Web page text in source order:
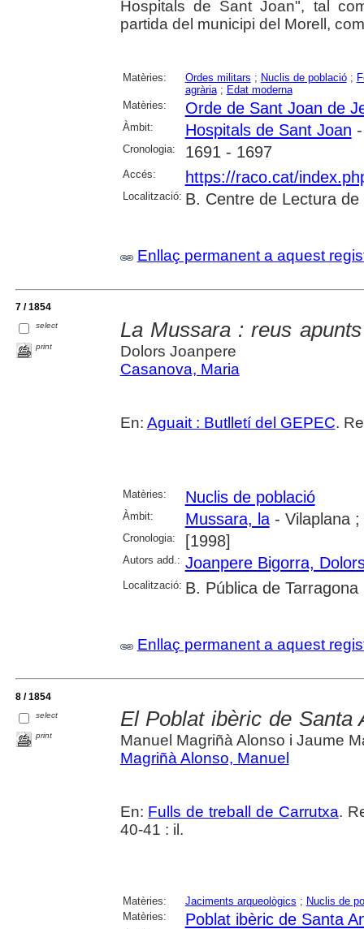
Hospitals de Sant Joan", tal
partida del municipi del Morell,
Matèries: Ordes militars ; Nuclis de població;
agrària; Edat moderna
Matèries:
Orde de Sant Joan de
Àmbit: Hospitals de Sant Joan
Cronologia: 1691 - 1697
Accés: https://raco.cat/
Localització: B. Centre de Lectura
Enllaç permanent a aquest
7 / 1854
select
print
La Mussara : reus
Dolors Joanpere
Casanova, Maria
En: Aguait : Butlletí del GEPEC.
Matèries: Nuclis de població
Àmbit: Mussara, la- Vilaplana ;
Cronologia: [1998]
Autors add.: Joanpere Bigorra,
Localització: B. Pública de Tarragona
Enllaç permanent a aquest
8 / 1854
select
print
El Poblat ibèric de Santa
Manuel Magriñà Alonso i Jaume
Magriñà Alonso, Manuel
En: Fulls de treball de Carrutxa.
40-41 : il.
Matèries: Jaciments arqueològics ; Nuclis de
Matèries:
Poblat ibèric de Santa